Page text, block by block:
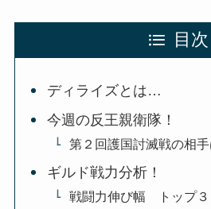
目次
ディライズとは…
今週の反王親衛隊！
第２回護国討滅戦の相
ギルド戦力分析！
戦闘力伸び幅 トップ３